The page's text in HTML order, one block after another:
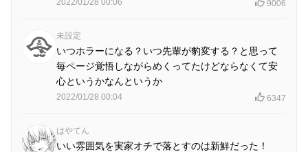
9006
未設定
いつホラーになる？いつ先輩が豹変する？と思って
毎ページ覚悟しながらめくってたけどならなくて安
心というかなんというか
2022/01/28 00:04 6347
はやてん
いい雰囲気を実家オチで落とすのは新鮮だった！